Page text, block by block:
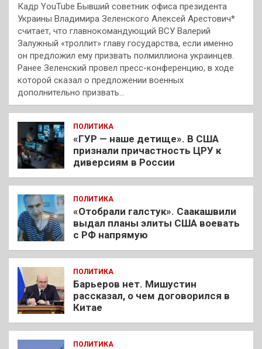
Кадр YouTube Бывший советник офиса президента
Украины Владимира Зеленского Алексей Арестович*
считает, что главнокомандующий ВСУ Валерий
Залужный «троллит» главу государства, если именно
он предложил ему призвать полмиллиона украинцев.
Ранее Зеленский провел пресс-конференцию, в ходе
которой сказал о предложении военных
дополнительно призвать…
ПОЛИТИКА
«ГУР — наше детище». В США
признали причастность ЦРУ к
диверсиям в России
ПОЛИТИКА
«Отобрали галстук». Саакашвили
выдал планы элиты США воевать
с РФ напрямую
ПОЛИТИКА
Барьеров нет. Мишустин
рассказал, о чем договорился в
Китае
ПОЛИТИКА